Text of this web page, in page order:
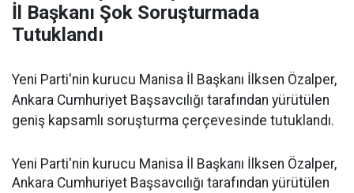
İl Başkanı Şok Soruşturmada
Tutuklandı
Yeni Parti'nin kurucu Manisa İl Başkanı İlksen Özalper,
Ankara Cumhuriyet Başsavcılığı tarafından yürütülen
geniş kapsamlı soruşturma çerçevesinde tutuklandı.
Yeni Parti'nin kurucu Manisa İl Başkanı İlksen Özalper,
Ankara Cumhuriyet Başsavcılığı tarafından yürütülen